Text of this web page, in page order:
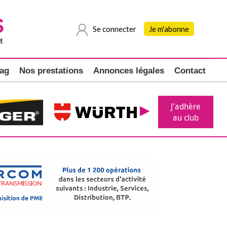
Se connecter Je m'abonne
Nos prestations Annonces légales Contact
J'adhère
au club